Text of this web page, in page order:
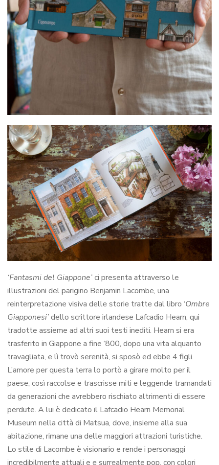
‘Fantasmi del Giappone’ci presenta attraverso le
illustrazioni del parigino Benjamin Lacombe, una
reinterpretazione visiva delle storie tratte dal libro ‘Ombre
Giapponesi’dello scrittore irlandese Lafcadio Hearn, qui
tradotte assieme ad altri suoi testi inediti. Hearn si era
trasferito in Giappone a fine ‘800, dopo una vita alquanto
travagliata, e lì trovò serenità, si sposò ed ebbe 4 figli.
L’amore per questa terra lo portò a girare molto per il
paese, così raccolse e trascrisse miti e leggende tramandati
da generazioni che avrebbero rischiato altrimenti di essere
perdute. A lui è dedicato il Lafcadio Hearn Memorial
Museum nella città di Matsua, dove, insieme alla sua
abitazione, rimane una delle maggiori attrazioni turistiche.
Lo stile di Lacombe è visionario e rende i personaggi
incredibilmente attuali e e surrealmente pop, con colori